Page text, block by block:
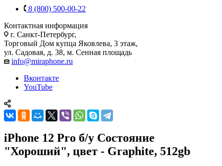
8 (800) 500-00-22
Контактная информация
г. Санкт-Петербург,
Торговый Дом купца Яковлева, 3 этаж,
ул. Садовая, д. 38, м. Сенная площадь
info@miraphone.ru
Вконтакте
YouTube
iPhone 12 Pro б/у Состояние
"Хороший", цвет - Graphite, 512gb